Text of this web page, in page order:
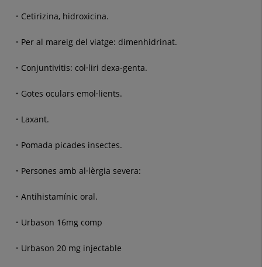
Cetirizina, hidroxicina.
Per al mareig del viatge: dimenhidrinat.
Conjuntivitis: col·liri dexa-genta.
Gotes oculars emol·lients.
Laxant.
Pomada picades insectes.
Persones amb al·lèrgia severa:
Antihistamínic oral.
Urbason 16mg comp
Urbason 20 mg injectable